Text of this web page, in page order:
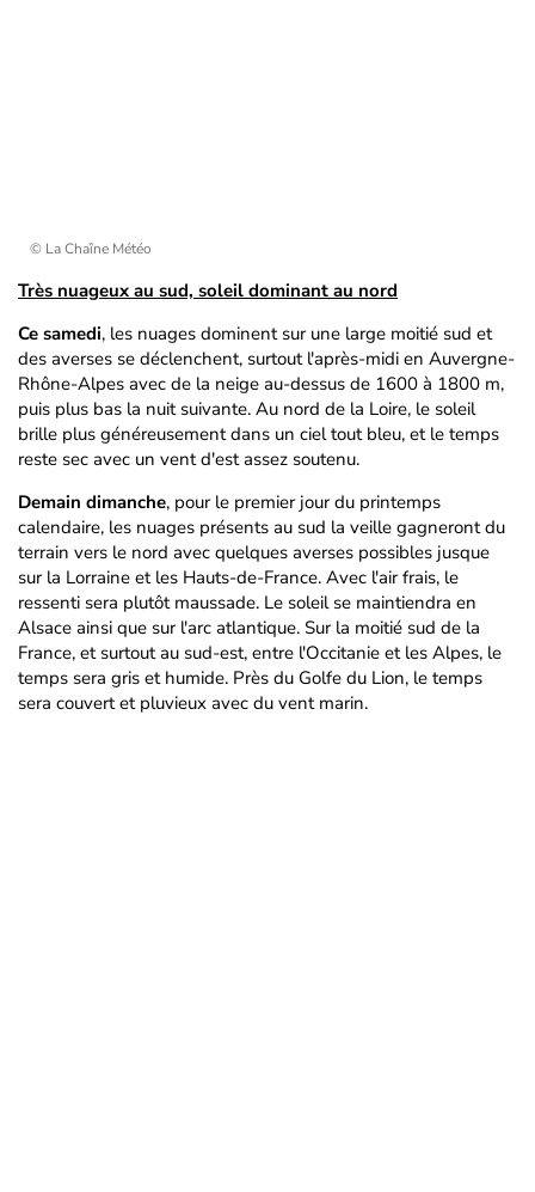
© La Chaîne Météo
Très nuageux au sud, soleil dominant au nord
Ce samedi, les nuages dominent sur une large moitié sud et
des averses se déclenchent, surtout l'après-midi en Auvergne-
Rhône-Alpes avec de la neige au-dessus de 1600 à 1800 m,
puis plus bas la nuit suivante. Au nord de la Loire, le soleil
brille plus généreusement dans un ciel tout bleu, et le temps
reste sec avec un vent d'est assez soutenu.
Demain dimanche, pour le premier jour du printemps
calendaire, les nuages présents au sud la veille gagneront du
terrain vers le nord avec quelques averses possibles jusque
sur la Lorraine et les Hauts-de-France. Avec l'air frais, le
ressenti sera plutôt maussade. Le soleil se maintiendra en
Alsace ainsi que sur l'arc atlantique. Sur la moitié sud de la
France, et surtout au sud-est, entre l'Occitanie et les Alpes, le
temps sera gris et humide. Près du Golfe du Lion, le temps
sera couvert et pluvieux avec du vent marin.